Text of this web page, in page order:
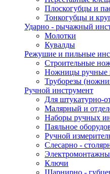
Плоскогубцы и
Тонкогубцы и
Ударно - рычажный
Молотки
Кувалды
Режушие и пильные
Строительные
Ножницы ручные
Труборезы
Ручной инструмент
Для штукатурно-
Малярный и
Наборы ручных
Паяльное
Ручной
Слесарно -
Ключи
Шарнирно -